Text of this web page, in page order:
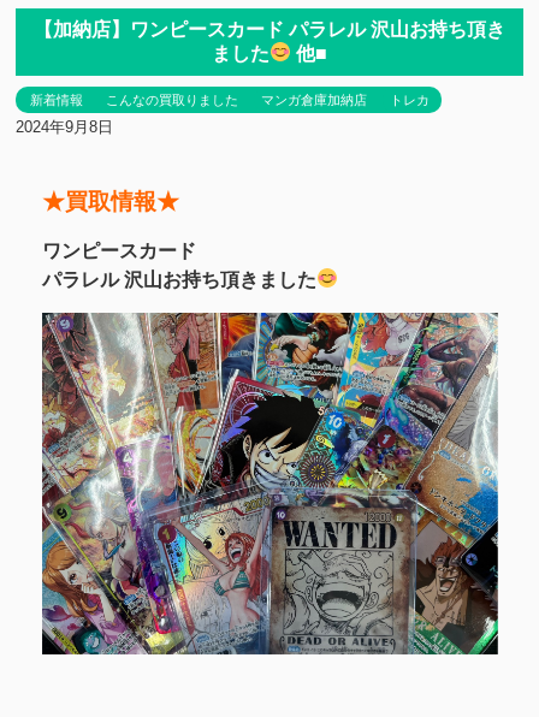
【加納店】ワンピースカード パラレル 沢山お持ち頂き
ました
他■
新着情報 こんなの買取りました マンガ倉庫加納店 トレカ
2024年9月8日
★買取情報★
ワンピースカード
パラレル 沢山お持ち頂きました